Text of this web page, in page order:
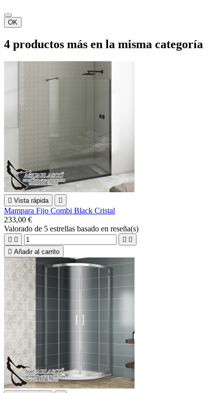
OK
4 productos más en la misma categoría
 Vista rápida 
Mampara Fijo Combi Black Cristal
233,00 €
Valorado de 5 estrellas basado en reseña(s)
   
 Añadir al carrito